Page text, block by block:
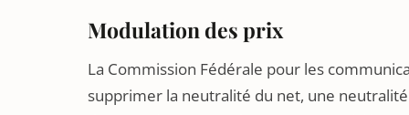
Modulation des prix
La Commission Fédérale pour les
supprimer la neutralité du net, une